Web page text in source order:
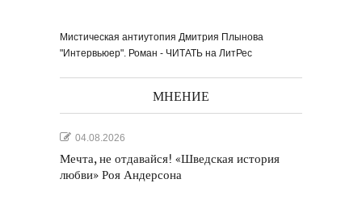
Мистическая антиутопия Дмитрия Плынова
"Интервьюер". Роман - ЧИТАТЬ на ЛитРес
МНЕНИЕ
04.08.2026
Мечта, не отдавайся! «Шведская история
любви» Роя Андерсона